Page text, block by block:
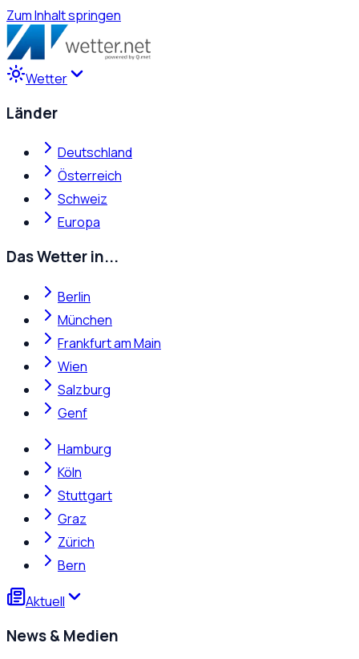
Zum Inhalt springen
Wetter
Länder
Deutschland
Österreich
Schweiz
Europa
Das Wetter in...
Berlin
München
Frankfurt am Main
Wien
Salzburg
Genf
Hamburg
Köln
Stuttgart
Graz
Zürich
Bern
Aktuell
News & Medien